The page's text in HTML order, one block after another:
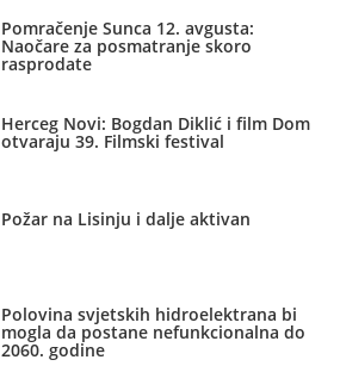
Pomračenje Sunca 12. avgusta:
Naočare za posmatranje skoro
rasprodate
Herceg Novi: Bogdan Diklić i film Dom
otvaraju 39. Filmski festival
Požar na Lisinju i dalje aktivan
Polovina svjetskih hidroelektrana bi
mogla da postane nefunkcionalna do
2060. godine